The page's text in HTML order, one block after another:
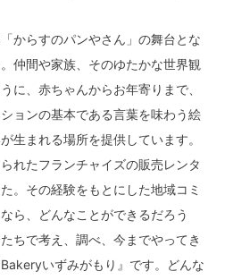
からすのパンやさん」の舞台とな
仲間や家族、そのゆたかな世界観
に、赤ちゃんからお年寄りまで、
ョンの基本である言葉を味わう絵
生まれる場所を提供しています。
れたフランチャイズの販売レンタ
。その経験をもとにした地域コミ
ら、どんなことができるだろう
ちで考え、調べ、今までやってき
いずみがもり』です。どんな